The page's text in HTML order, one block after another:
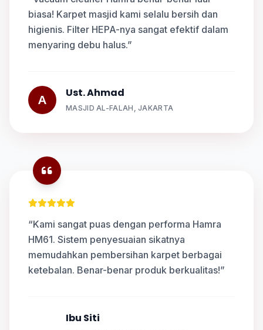
biasa! Karpet masjid kami selalu bersih dan
higienis. Filter HEPA-nya sangat efektif dalam
menyaring debu halus.”
A
Ust. Ahmad
MASJID AL-FALAH, JAKARTA
“Kami sangat puas dengan performa Hamra
HM61. Sistem penyesuaian sikatnya
memudahkan pembersihan karpet berbagai
ketebalan. Benar-benar produk berkualitas!”
Ibu Siti